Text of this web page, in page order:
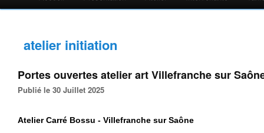
atelier initiation
Portes ouvertes atelier art Villefranche sur
Publié le 30 Juillet 2025
Atelier Carré Bossu - Villefranche sur Saône